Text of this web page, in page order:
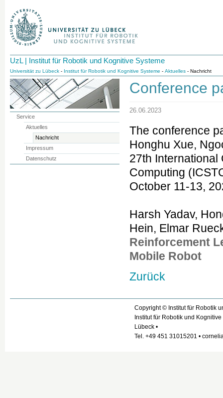
UzL | Institut für Robotik und Kognitive Systeme
Universität zu Lübeck - Institut für Robotik und Kognitive Systeme - Aktuelles - Nachricht
Conference
26.06.2023
The conference
Honghu Xue,
27th International
Computing
October 11-13,
Harsh Yadav,
Hein, Elmar
Reinforcement
Mobile Robot
Zurück
Service
Aktuelles
Nachricht
Impressum
Datenschutz
Copyright © Institut für Robotik
Institut für Robotik und
Lübeck •
Tel. +49 451 31015201 •